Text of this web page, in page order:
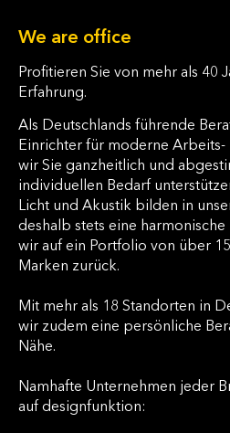
We are office
Profitieren Sie von mehr als 40
Erfahrung.
Als Deutschlands führende
Einrichter für moderne
wir Sie ganzheitlich und
individuellen Bedarf
Licht und Akustik bilden in
deshalb stets eine
wir auf ein Portfolio von über
Marken zurück.
Mit mehr als 18 Standorten in
wir zudem eine persönliche
Nähe.
Namhafte Unternehmen jeder
auf designfunktion: